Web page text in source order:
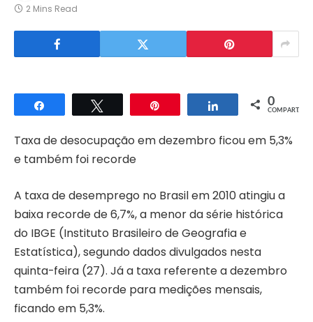
2 Mins Read
Compartilhar Compartilhar
0
COMPART.
Taxa de desocupação em dezembro ficou em 5,3%
e também foi recorde
A taxa de desemprego no Brasil em 2010 atingiu a
baixa recorde de 6,7%, a menor da série histórica
do IBGE (Instituto Brasileiro de Geografia e
Estatística), segundo dados divulgados nesta
quinta-feira (27). Já a taxa referente a dezembro
também foi recorde para medições mensais,
ficando em 5,3%.